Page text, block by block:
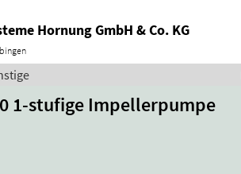
Hornung GmbH & Co. KG
1-stufige Impellerpumpe